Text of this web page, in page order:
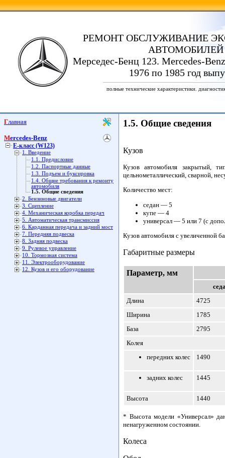
РЕМОНТ ОБСЛУЖИВАНИЕ
АВТОМОБИЛЕЙ
Мерседес-Бенц 123. Mercedes-
1976 по 1985 год
полные технические характеристики.
Главная
Mercedes-Benz
E-класс (W123)
1. Введение
1.1. Предисловие
1.2. Паспортные данные
1.3. Подъем и буксировка
1.4. Общие требования к ремонту
автомобиля
1.5. Общие сведения
2. Бензиновые двигатели
3. Сцепление
4. Механическая коробка передач
5. Автоматическая трансмиссия
6. Карданная передача и задний мост
7. Передняя подвеска
8. Задняя подвеска
9. Рулевое управление
10. Тормозная система
11. Электрооборудование
12. Кузов и его оборудование
1.5. Общие сведения
Кузов
Кузов автомобиля закрытый,
цельнометаллический, сварной,
Количество мест:
седан — 5
купе — 4
универсал — 5 или 7 (с
Кузов автомобиля с увеличенной
Габаритные размеры
Параметр, мм
Длина
4725
Ширина
1785
База
2795
Колея
передних колес
1490
задних колес 1445
Высота 1440
* Высота модели «Универсал»
ненагруженном состоянии.
Колеса